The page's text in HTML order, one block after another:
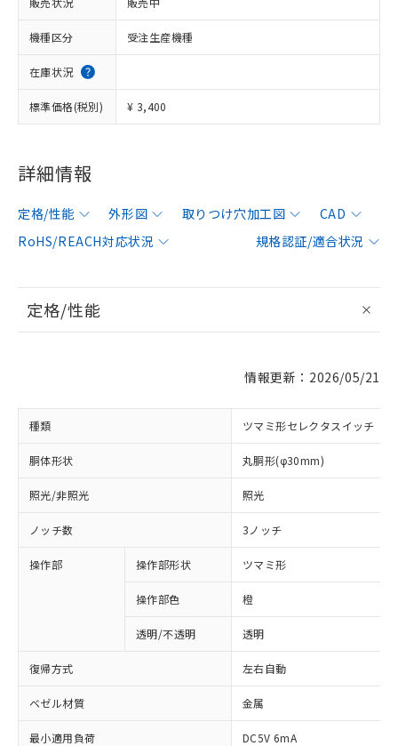
機種区分 受注生産機種
在庫状況
標準価格(税別) ¥ 3,400
詳細情報
定格/性能 外形図 取りつけ穴加工図
CAD
RoHS/REACH対応状況
規格認証/適合状況
定格/性能
情報更新：2026/05/21
種類 ツマミ形セレクタスイッチ
胴体形状 丸胴形(φ30mm)
照光/非照光 照光
ノッチ数 3ノッチ
操作部 操作部形状 ツマミ形
操作部色 橙
透明/不透明 透明
復帰方式 左右自動
ベゼル材質 金属
最小適用負荷 DC5V 6mA